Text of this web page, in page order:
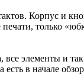
Корпус и
печати, только
все элементы и
в начале